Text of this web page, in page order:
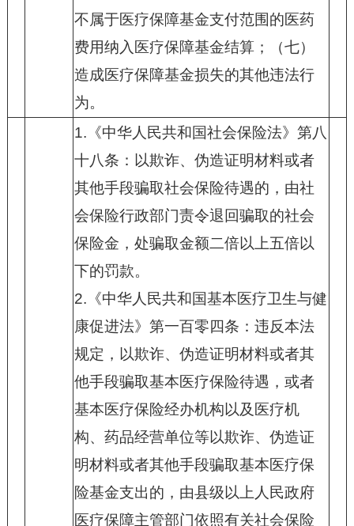
不属于医疗保障基金支付范围的医药
费用纳入医疗保障基金结算；（七）
造成医疗保障基金损失的其他违法行
为。
1. 《中华人民共和国社会保险法》第八
十八条：以欺诈、伪造证明材料或者
其他手段骗取社会保险待遇的，由社
会保险行政部门责令退回骗取的社会
保险金，处骗取金额二倍以上五倍以
下的罚款。
2. 《中华人民共和国基本医疗卫生与健
康促进法》第一百零四条：违反本法
规定，以欺诈、伪造证明材料或者其
他手段骗取基本医疗保险待遇，或者
基本医疗保险经办机构以及医疗机
构、药品经营单位等以欺诈、伪造证
明材料或者其他手段骗取基本医疗保
险基金支出的，由县级以上人民政府
医疗保障主管部门依照有关社会保险